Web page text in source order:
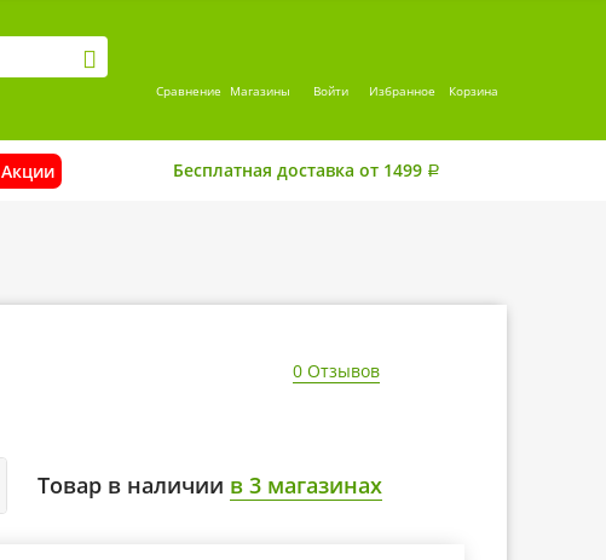
Сравнение Магазины Войти Избранное Корзина
Акции Бесплатная доставка от 1499 Р
0 Отзывов
Товар в наличии в 3 магазинах